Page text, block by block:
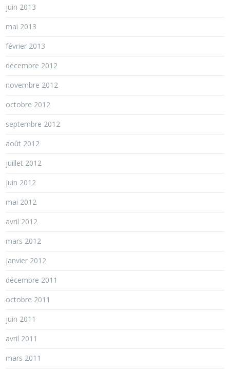
juin 2013
mai 2013
février 2013
décembre 2012
novembre 2012
octobre 2012
septembre 2012
août 2012
juillet 2012
juin 2012
mai 2012
avril 2012
mars 2012
janvier 2012
décembre 2011
octobre 2011
juin 2011
avril 2011
mars 2011